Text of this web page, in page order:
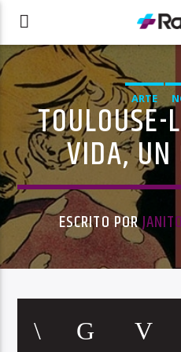
ARTE
VIDA, UN
ESCRITO PORJANITO